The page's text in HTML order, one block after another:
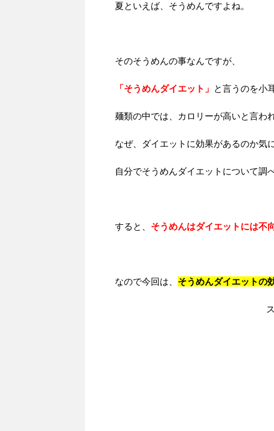
夏といえば、そうめんですよね。
そのそうめんの事なんですが、
「そうめんダイエット」 と言うのを小
麺類の中では、カロリーが高いと言わ
なぜ、ダイエットに効果があるのか気
自分でそうめんダイエットについて調
すると、 そうめんはダイエットには不
なので今回は、 そうめんダイエットの